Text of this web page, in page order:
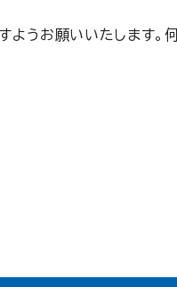
うお願いいたします。